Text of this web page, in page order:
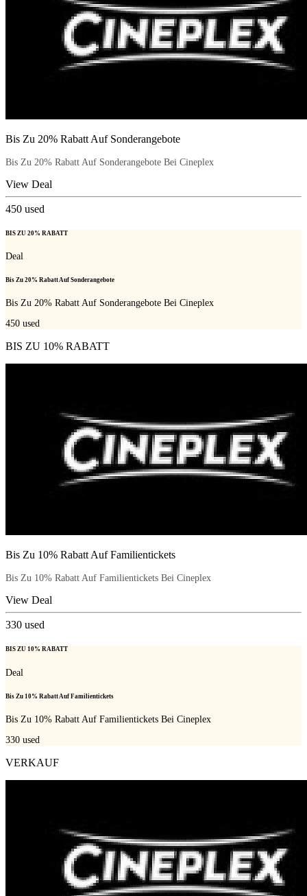
Bis Zu 20% Rabatt Auf Sonderangebote
Bis Zu 20% Rabatt Auf Sonderangebote Bei Cineplex
View Deal
450 used
BIS ZU 20% RABATT
Deal
Bis Zu 20% Rabatt Auf Sonderangebote
Bis Zu 20% Rabatt Auf Sonderangebote Bei Cineplex
450 used
BIS ZU 10% RABATT
Bis Zu 10% Rabatt Auf Familientickets
Bis Zu 10% Rabatt Auf Familientickets Bei Cineplex
View Deal
330 used
BIS ZU 10% RABATT
Deal
Bis Zu 10% Rabatt Auf Familientickets
Bis Zu 10% Rabatt Auf Familientickets Bei Cineplex
330 used
VERKAUF